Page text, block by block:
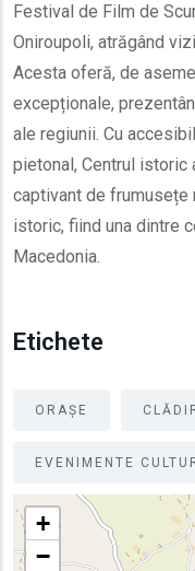
Festival de Film de
Oniroupoli, atrăgând
Acesta oferă, de
excepționale,
ale regiunii. Cu
pietonal, Centrul istoric
captivant de
istoric, fiind una dintre
Macedonia.
Etichete
ORAȘE
EVENIMENTE
+
−